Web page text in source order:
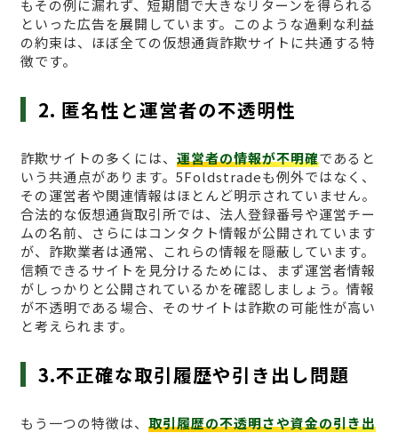
もその例に漏れず、短期間で大きなリターンを得られる
といった広告を展開しています。このような過剰な利益
の約束は、ほぼ全ての仮想通貨詐欺サイトに共通する特
徴です。
2. 匿名性と運営者の不透明性
詐欺サイトの多くには、 運営者の情報が不明確であると
いう共通点があります。5Foldstradeも例外ではなく、
その運営者や関連情報はほとんど明示されていません。
合法的な仮想通貨取引所では、法人登録番号や運営チー
ムの名前、さらにはコンタクト情報が公開されています
が、詐欺業者は通常、これらの情報を隠蔽しています。
信頼できるサイトを見分けるためには、まず運営者情報
がしっかりと公開されているかを確認しましょう。情報
が不透明である場合、そのサイトは詐欺の可能性が高い
と考えられます。
3.不正確な取引履歴や引き出し問題
もう一つの特徴は、 取引履歴の不透明さや資金の引き出